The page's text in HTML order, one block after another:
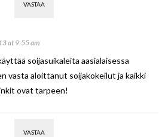
VASTAA
at 9:55 am
soijasuikaleita aasialaisessa
vasta aloittanut soijakokeilut ja kaikki
ovat tarpeen!
VASTAA